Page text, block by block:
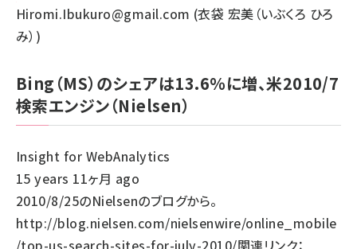
Hiromi.Ibukuro@gmail.com (衣袋 宏美（いぶくろ ひろ
み）)
Bing（MS）のシェアは13.6％に増、米2010/7
検索エンジン（Nielsen）
Insight for WebAnalytics
15 years 11ヶ月 ago
2010/8/25のNielsenのブログから。
http://blog.nielsen.com/nielsenwire/online_mobile
/top-us-search-sites-for-july-2010/関連リンク：